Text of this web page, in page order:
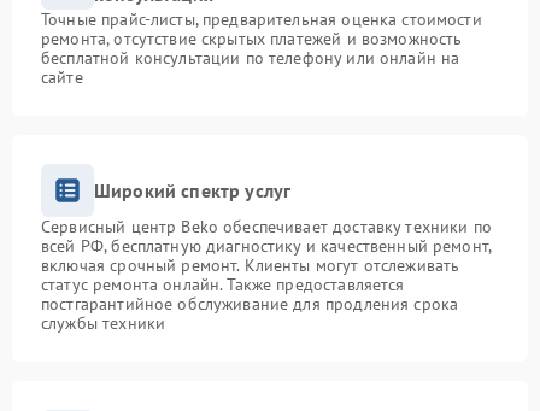
Точные прайс-листы, предварительная оценка стоимости
ремонта, отсутствие скрытых платежей и возможность
бесплатной консультации по телефону или онлайн на
сайте
Широкий спектр услуг
Сервисный центр Beko обеспечивает доставку техники по
всей РФ, бесплатную диагностику и качественный ремонт,
включая срочный ремонт. Клиенты могут отслеживать
статус ремонта онлайн. Также предоставляется
постгарантийное обслуживание для продления срока
службы техники